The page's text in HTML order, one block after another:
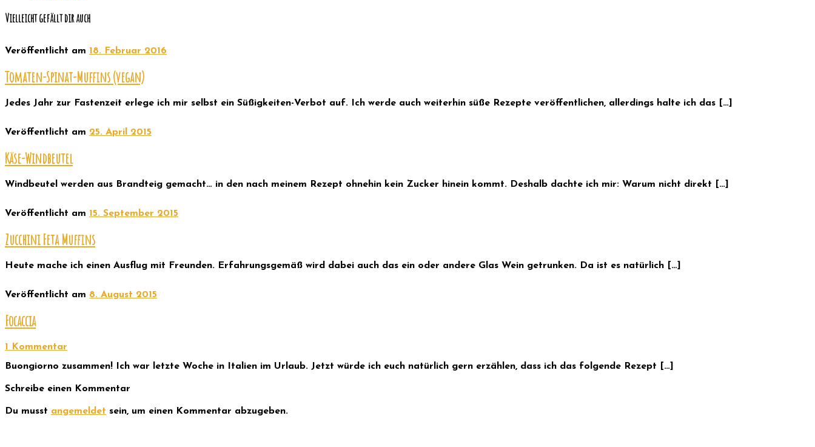
Vielleicht gefällt dir auch
Veröffentlicht am 18. Februar 2016
Tomaten-Spinat-Muffins (vegan)
Jedes Jahr zur Fastenzeit erlege ich mir selbst ein Süßigkeiten-Verbot auf. Ich werde auch weiterhin süße Rezepte veröffentlichen, allerdings halte ich das […]
Veröffentlicht am 25. April 2015
Käse-Windbeutel
Windbeutel werden aus Brandteig gemacht… in den nach meinem Rezept ohnehin kein Zucker hinein kommt. Deshalb dachte ich mir: Warum nicht direkt […]
Veröffentlicht am 15. September 2015
Zucchini Feta Muffins
Heute mache ich einen Ausflug mit Freunden. Erfahrungsgemäß wird dabei auch das ein oder andere Glas Wein getrunken. Da ist es natürlich […]
Veröffentlicht am 8. August 2015
Focaccia
1 Kommentar
Buongiorno zusammen! Ich war letzte Woche in Italien im Urlaub. Jetzt würde ich euch natürlich gern erzählen, dass ich das folgende Rezept […]
Schreibe einen Kommentar
Du musst angemeldet sein, um einen Kommentar abzugeben.